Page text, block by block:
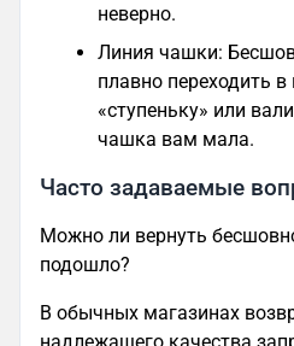
неверно.
Линия чашки:
плавно переходить
«ступеньку» или
чашка вам мала.
Часто задаваемые
Можно ли вернуть
подошло?
В обычных магазинах